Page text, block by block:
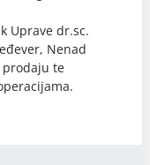
Uprave dr.sc.
Nenad
prodaju te